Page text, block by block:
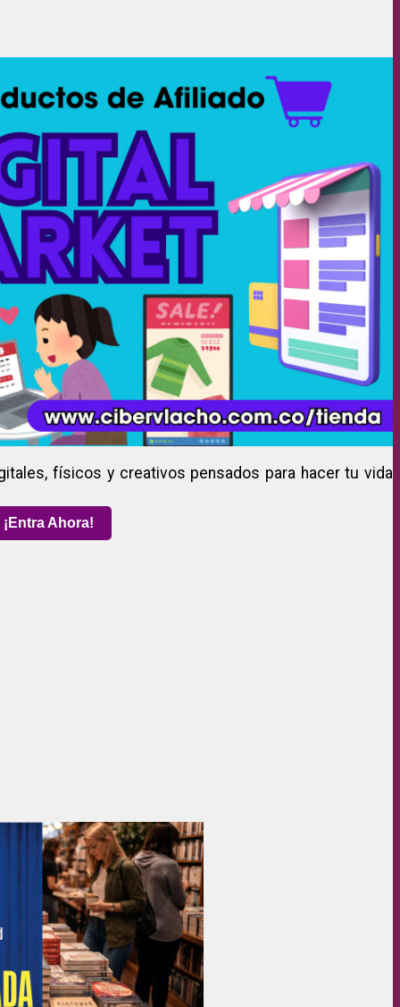
físicos y creativos pensados para hacer tu vida
¡Entra Ahora!